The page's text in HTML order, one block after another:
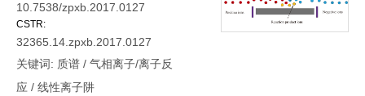
10.7538/zpxb.2017.0127
CSTR:
32365.14.zpxb.2017.0127
关键词: 质谱 / 气相离子/离子反
应 / 线性离子阱